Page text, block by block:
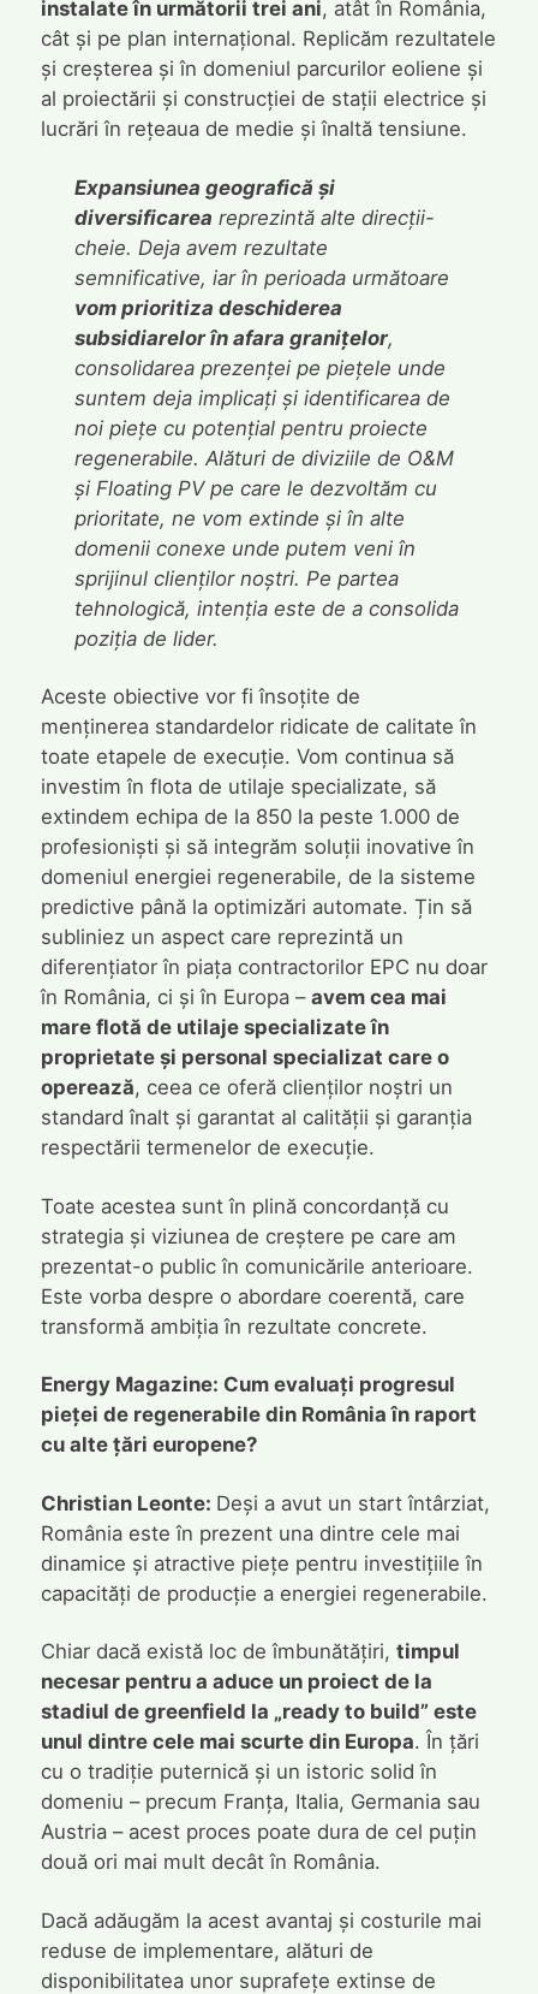
instalate în următorii trei ani, atât în România,
cât și pe plan internațional. Replicăm rezultatele
și creșterea și în domeniul parcurilor eoliene și
al proiectării și construcției de stații electrice și
lucrări în rețeaua de medie și înaltă tensiune.
Expansiunea geografică și
diversificarea reprezintă alte direcții-
cheie. Deja avem rezultate
semnificative, iar în perioada următoare
vom prioritiza deschiderea
subsidiarelor în afara granițelor,
consolidarea prezenței pe piețele unde
suntem deja implicați și identificarea de
noi piețe cu potențial pentru proiecte
regenerabile. Alături de diviziile de O&M
și Floating PV pe care le dezvoltăm cu
prioritate, ne vom extinde și în alte
domenii conexe unde putem veni în
sprijinul clienților noștri. Pe partea
tehnologică, intenția este de a consolida
poziția de lider.
Aceste obiective vor fi însoțite de
menținerea standardelor ridicate de calitate în
toate etapele de execuție. Vom continua să
investim în flota de utilaje specializate, să
extindem echipa de la 850 la peste 1.000 de
profesioniști și să integrăm soluții inovative în
domeniul energiei regenerabile, de la sisteme
predictive până la optimizări automate. Țin să
subliniez un aspect care reprezintă un
diferențiator în piața contractorilor EPC nu doar
în România, ci și în Europa – avem cea mai
mare flotă de utilaje specializate în
proprietate și personal specializat care o
operează, ceea ce oferă clienților noștri un
standard înalt și garantat al calității și garanția
respectării termenelor de execuție.
Toate acestea sunt în plină concordanță cu
strategia și viziunea de creștere pe care am
prezentat-o public în comunicările anterioare.
Este vorba despre o abordare coerentă, care
transformă ambiția în rezultate concrete.
Energy Magazine: Cum evaluați progresul
pieței de regenerabile din România în raport
cu alte țări europene?
Christian Leonte: Deși a avut un start întârziat,
România este în prezent una dintre cele mai
dinamice și atractive piețe pentru investițiile în
capacități de producție a energiei regenerabile.
Chiar dacă există loc de îmbunătățiri, timpul
necesar pentru a aduce un proiect de la
stadiul de greenfield la „ready to build” este
unul dintre cele mai scurte din Europa. În țări
cu o tradiție puternică și un istoric solid în
domeniu – precum Franța, Italia, Germania sau
Austria – acest proces poate dura de cel puțin
două ori mai mult decât în România.
Dacă adăugăm la acest avantaj și costurile mai
reduse de implementare, alături de
disponibilitatea unor suprafețe extinse de